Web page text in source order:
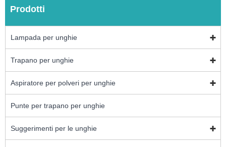
Prodotti
Lampada per unghie
Trapano per unghie
Aspiratore per polveri per unghie
Punte per trapano per unghie
Suggerimenti per le unghie